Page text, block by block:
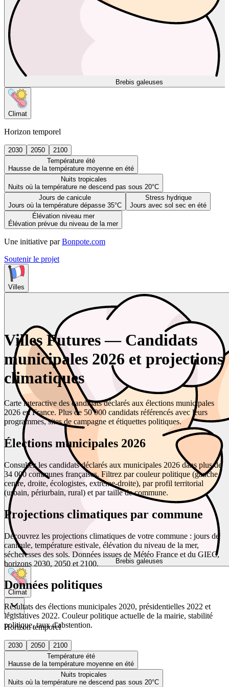
Brebis galeuses
Climat
Horizon temporel
2030 2050
2100
Température été
Hausse de la température moyenne en été
Nuits tropicales
Nuits où la température ne descend pas sous 20°C
Jours de canicule
Jours où la température dépasse 35°C
Stress hydrique
Jours avec sol sec en été
Élévation niveau mer
Élévation prévue du niveau de la mer
Une initiative par Bonpote.com
Soutenir le projet
Villes
Brebis galeuses
Climat
Horizon temporel
2030 2050
2100
Température été
Hausse de la température moyenne en été
Nuits tropicales
Nuits où la température ne descend pas sous 20°C
Villes Futures — Candidats
municipales 2026 et projections
climatiques
Carte interactive des candidats déclarés aux élections municipales
2026 en France. Plus de 50 000 candidats référencés avec leurs
programmes, sites de campagne et étiquettes politiques.
Élections municipales 2026
Consultez les candidats déclarés aux municipales 2026 dans plus de
34 000 communes françaises. Filtrez par couleur politique (gauche,
centre, droite, écologistes, extrême-droite), par profil territorial
(urbain, périurbain, rural) et par taille de commune.
Projections climatiques par commune
Découvrez les projections climatiques de votre commune : jours de
canicule, température estivale, élévation du niveau de la mer,
sécheresses des sols. Données issues de Météo France et du GIEC,
horizons 2030, 2050 et 2100.
Données politiques
Résultats des élections municipales 2020, présidentielles 2022 et
législatives 2022. Couleur politique actuelle de la mairie, stabilité
politique, taux d'abstention.